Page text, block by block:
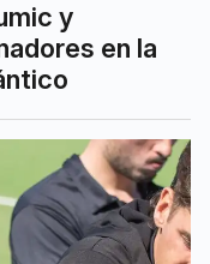
y
en la